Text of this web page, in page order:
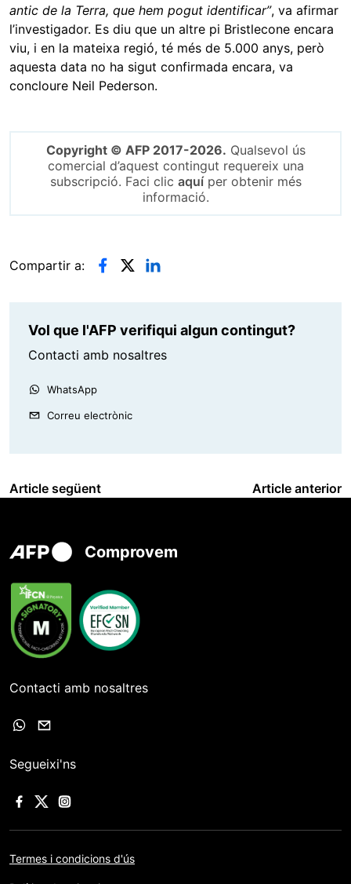
antic de la Terra, que hem pogut identificar”, va afirmar
l’investigador. Es diu que un altre pi Bristlecone encara
viu, i en la mateixa regió, té més de 5.000 anys, però
aquesta data no ha sigut confirmada encara, va
concloure Neil Pederson.
Copyright © AFP 2017-2026. Qualsevol ús
comercial d’aquest contingut requereix una
subscripció. Faci clic aquíper obtenir més
informació.
Compartir a:
Vol que l'AFP verifiqui algun contingut?
Contacti amb nosaltres
WhatsApp
Correu electrònic
Article següent Article anterior
Comprovem
Contacti amb nosaltres
Segueixi'ns
Termes i condicions d'ús